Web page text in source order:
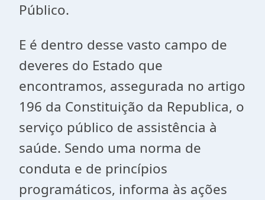
Público.
E é dentro desse vasto campo de
deveres do Estado que
encontramos, assegurada no artigo
196 da Constituição da Republica, o
serviço público de assistência à
saúde. Sendo uma norma de
conduta e de princípios
programáticos, informa às ações